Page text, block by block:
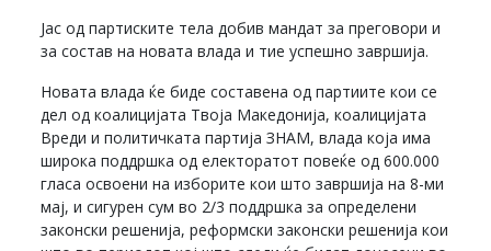
Јас од партиските тела добив мандат за преговори и
за состав на новата влада и тие успешно завршија.
Новата влада ќе биде составена од партиите кои се
дел од коалицијата Твоја Македонија, коалицијата
Вреди и политичката партија ЗНАМ, влада која има
широка поддршка од електоратот повеќе од 600.000
гласа освоени на изборите кои што завршија на 8-ми
мај, и сигурен сум во 2/3 поддршка за определени
законски решенија, реформски законски решенија кои